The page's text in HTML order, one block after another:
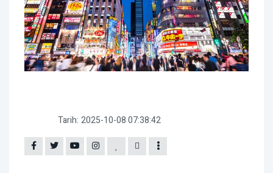
Tarih: 2025-10-08 07:38:42